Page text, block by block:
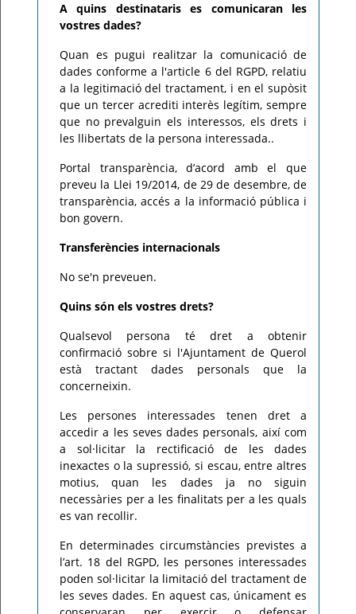
A quins destinataris es comunicaran les
vostres dades?
Quan es pugui realitzar la comunicació de
dades conforme a l'article 6 del RGPD, relatiu
a la legitimació del tractament, i en el supòsit
que un tercer acrediti interès legítim, sempre
que no prevalguin els interessos, els drets i
les llibertats de la persona interessada..
Portal transparència, d’acord amb el que
preveu la Llei 19/2014, de 29 de desembre, de
transparència, accés a la informació pública i
bon govern.
Transferències internacionals
No se'n preveuen.
Quins són els vostres drets?
Qualsevol persona té dret a obtenir
confirmació sobre si l'Ajuntament de Querol
està tractant dades personals que la
concerneixin.
Les persones interessades tenen dret a
accedir a les seves dades personals, així com
a sol·licitar la rectificació de les dades
inexactes o la supressió, si escau, entre altres
motius, quan les dades ja no siguin
necessàries per a les finalitats per a les quals
es van recollir.
En determinades circumstàncies previstes a
l’art. 18 del RGPD, les persones interessades
poden sol·licitar la limitació del tractament de
les seves dades. En aquest cas, únicament es